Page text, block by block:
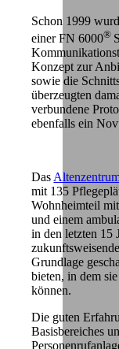
Schon 1999
einer FN 6000®
Konzept zur
sowie die
überzeugten
verbundene
ebenfalls ein
Das
mit 135
Wohnheimteil
und einem
in den letzten 15
Grundlage
bieten, in dem
können.
Die guten
Basisbereiches